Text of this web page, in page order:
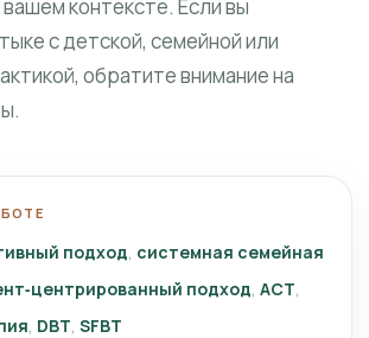
контексте. Если вы
с детской, семейной или
обратите внимание на
подход системная семейная
подход ACT
DBT SFBT